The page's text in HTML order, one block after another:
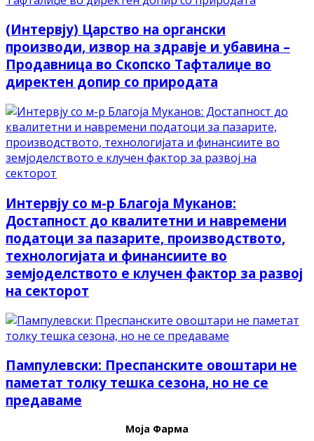
(Интервју) Царство на органски
производи, извор на здравје и убавина –
Продавница во Скопско Тафталиџе во
директен допир со природата
Интервју со м-р Благоја Муканов:
Достапност до квалитетни и навремени
податоци за пазарите, производството,
технологијата и финансиите во
земјоделството е клучен фактор за развој
на секторот
Пампулевски: Преспанските овоштари не
паметат толку тешка сезона, но не се
предаваме
Моја Фарма